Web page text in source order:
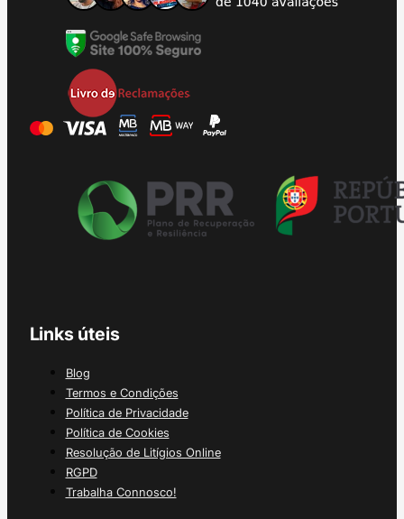
Links úteis
Blog
Termos e Condições
Política de Privacidade
Política de Cookies
Resolução de Litígios Online
RGPD
Trabalha Connosco!